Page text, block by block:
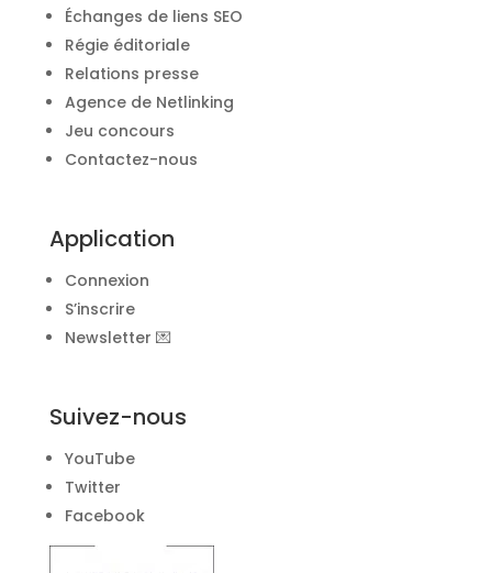
Échanges de liens SEO
Régie éditoriale
Relations presse
Agence de Netlinking
Jeu concours
Contactez-nous
Application
Connexion
S’inscrire
Newsletter 💌
Suivez-nous
YouTube
Twitter
Facebook